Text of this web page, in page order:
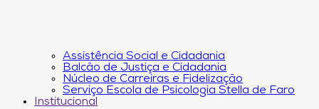
Assistência Social e Cidadania
Balcão de Justiça e Cidadania
Núcleo de Carreiras e Fidelização
Serviço Escola de Psicologia Stella de Faro
Institucional